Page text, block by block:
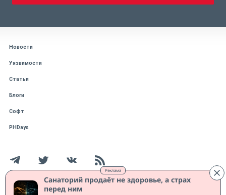
Реклама
Санаторий продаёт не здоровье, а страх
перед ним
Новости
Уязвимости
Статьи
Блоги
Софт
PHDays
Работает на CMS "1С-Битрикс: Управление сайтом"